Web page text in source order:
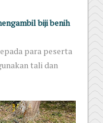
biji benih
para peserta
tali dan